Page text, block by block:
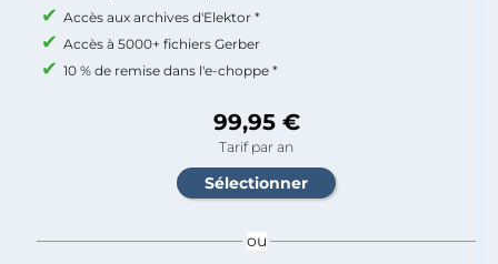
Accès aux archives d'Elektor *
Accès à 5000+ fichiers Gerber
10 % de remise dans l'e-choppe *
99,95 €
Tarif par an
ou